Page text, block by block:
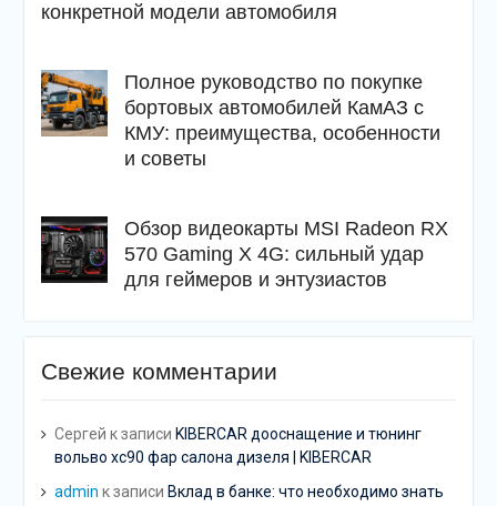
конкретной модели автомобиля
Полное руководство по покупке
бортовых автомобилей КамАЗ с
КМУ: преимущества, особенности
и советы
Обзор видеокарты MSI Radeon RX
570 Gaming X 4G: сильный удар
для геймеров и энтузиастов
Свежие комментарии
Сергей к записи KIBERCAR дооснащение и тюнинг
вольво хс90 фар салона дизеля | KIBERCAR
admin к записи Вклад в банке: что необходимо знать